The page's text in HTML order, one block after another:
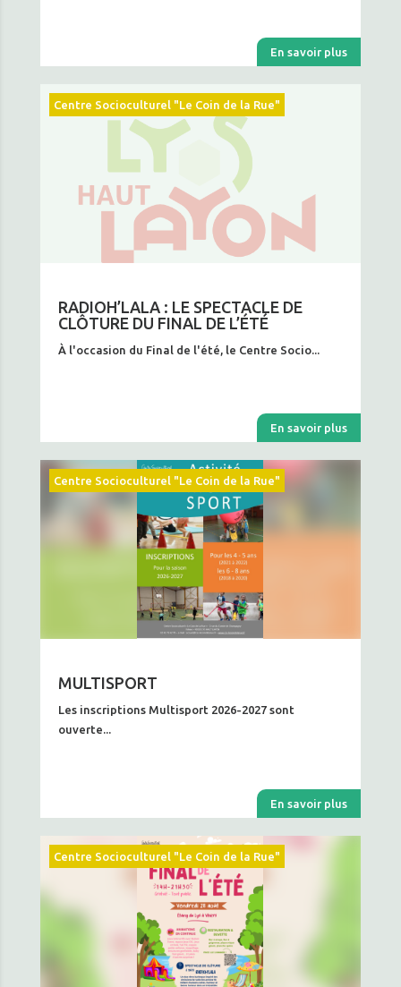
En savoir plus
RADIOH’LALA : LE SPECTACLE DE
CLÔTURE DU FINAL DE L’ÉTÉ
À l'occasion du Final de l'été, le Centre Socio...
En savoir plus
Centre Socioculturel "Le Coin de la Rue"
MULTISPORT
Les inscriptions Multisport 2026-2027 sont
ouverte...
En savoir plus
Centre Socioculturel "Le Coin de la Rue"
Centre Socioculturel "Le Coin de la Rue"